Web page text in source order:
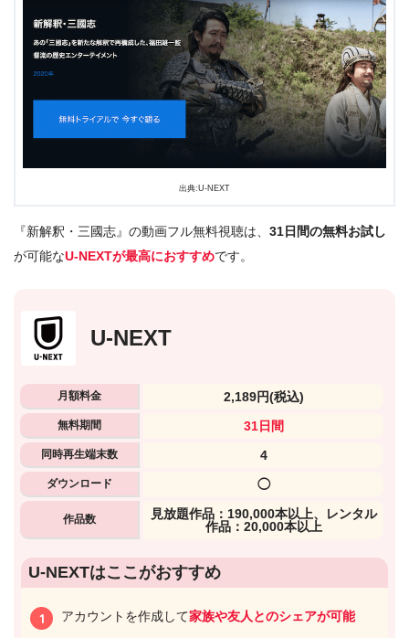
出典:U-NEXT
『新解釈・三國志』の動画フル無料視聴は、 31日間の無料お試し
が可能なU-NEXTが最高におすすめです。
U-NEXT
月額料金 2,189円(税込)
無料期間 31日間
同時再生端末数 4
ダウンロード ◯
作品数
⾒放題作品：190,000本以上、レンタル
作品：20,000本以上
U-NEXTはここがおすすめ
アカウントを作成して家族や友人とのシェアが可能